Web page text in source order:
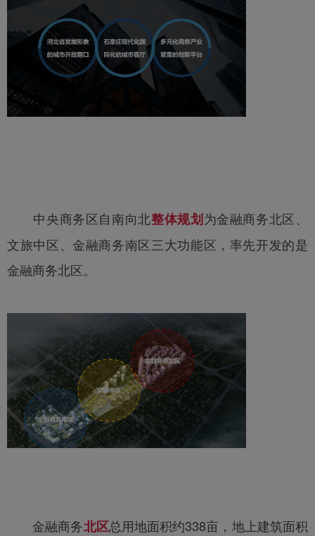
中央商务区自南向北整体规划为金融商务北区、
文旅中区、金融商务南区三大功能区，率先开发的是
金融商务北区。
金融商务北区总用地面积约338亩，地上建筑面积